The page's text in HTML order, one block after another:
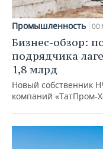
Промышленность
Бизнес-обзор:
подрядчика
1,8 млрд
Новый собственник
компаний «ТатПром-